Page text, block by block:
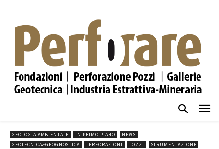
GEOLOGIA AMBIENTALE IN PRIMO PIANO
NEWS
GEOTECNICA&GEOGNOSTICA
PERFORAZIONI POZZI STRUMENTAZIONE